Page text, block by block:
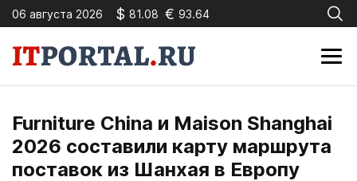
06 августа 2026 $ 81.08 € 93.64
Furniture China и Maison Shanghai
2026 составили карту маршрута
поставок из Шанхая в Европу